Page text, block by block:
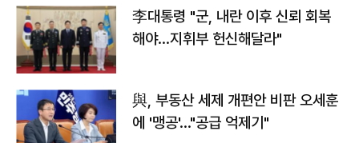
李대통령 "군, 내란 이후 신뢰 회복
해야…지휘부 헌신해달라"
與, 부동산 세제 개편안 비판 오세훈
에 '맹공'…"공급 억제기"